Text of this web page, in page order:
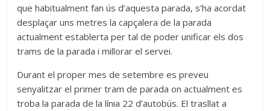
que habitualment fan ús d’aquesta parada, s’ha acordat
desplaçar uns metres la capçalera de la parada
actualment establerta per tal de poder unificar els dos
trams de la parada i millorar el servei.
Durant el proper mes de setembre es preveu
senyalitzar el primer tram de parada on actualment es
troba la parada de la línia 22 d’autobús. El trasllat a